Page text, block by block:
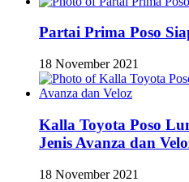
Partai Prima Poso
18 November 2021
Kalla Toyota Poso
Jenis Avanza dan
18 November 2021